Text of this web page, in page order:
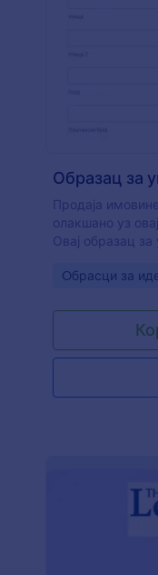
Образац за
Продаја
олакшано уз
Овај образац
некретнина и
заинтересоване
су
Једноставан, а
можеш
користећи
Go to Category:
Oбрасци за